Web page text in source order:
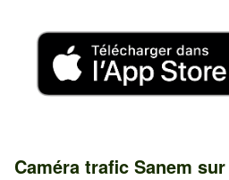
Caméra trafic Sanem sur